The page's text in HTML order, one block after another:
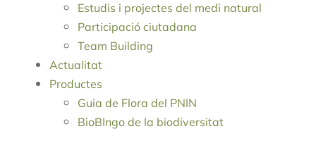
Estudis i projectes del medi natural
Participació ciutadana
Team Building
Actualitat
Productes
Guia de Flora del PNIN
BioBIngo de la biodiversitat